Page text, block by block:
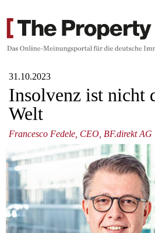
31.10.2023
Insolvenz ist nicht
Welt
Francesco Fedele, CEO, BF.direkt AG